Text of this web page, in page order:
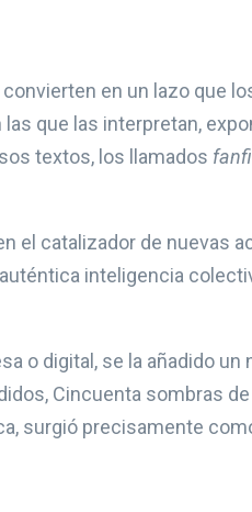
en un lazo que
que las interpretan,
textos, los llamados
el catalizador de nuevas
inteligencia
o digital, se la añadido
Cincuenta sombras
surgió precisamente